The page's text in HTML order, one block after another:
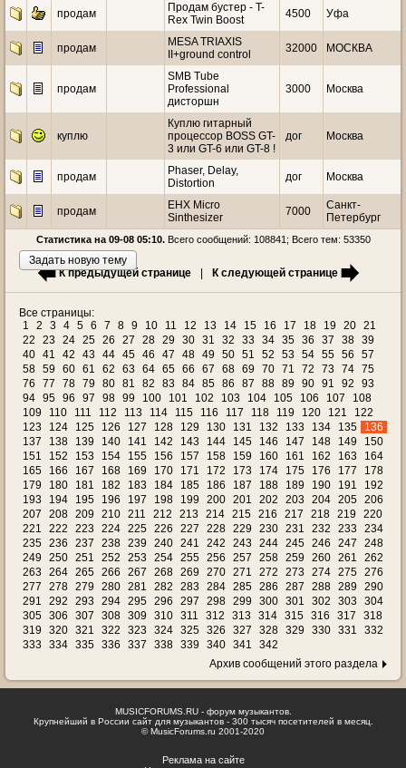
продам
Продам бустер - T-
Rex Twin Boost
4500 Уфа
продам
MESA TRIAXIS
II+ground control
32000 МОСКВА
продам
SMB Tube
Professional
дисторшн
3000 Москва
куплю
Куплю гитарный
процессор BOSS GT-
3 или GT-6 или GT-8 !
дог Москва
продам
Phaser, Delay,
Distortion
дог Москва
продам
EHX Micro
Sinthesizer
7000
Санкт-
Петербург
Статистика на 09-08 05:10.Всего сообщений: 108841; Всего тем: 53350
Задать новую тему
К предыдущей странице
К следующей странице
Все страницы:
1
2 3 4 5 6 7 8 9 10 11 12 13 14 15 16 17 18 19 20 21
22
23 24 25 26 27 28 29 30 31 32 33 34 35 36 37 38 39
40 41 42 43 44 45 46 47 48 49 50 51 52 53 54 55 56
57
58 59 60 61 62 63 64 65 66 67 68 69 70 71 72 73 74 75
76
77 78 79 80 81 82 83 84 85 86 87 88 89 90 91 92
93
94 95 96 97 98 99 100 101 102 103 104 105 106 107
108
109
110 111 112 113 114 115 116 117 118 119 120 121
122
123
124 125 126 127 128 129 130 131 132 133 134 135
136
137
138 139 140 141 142 143 144 145 146 147 148 149
150
151
152 153 154 155 156 157 158 159 160 161 162 163
164
165
166 167 168 169 170 171 172 173 174 175 176 177
178
179
180 181 182 183 184 185 186 187 188 189 190 191
192
193
194 195 196 197 198 199 200 201 202 203 204 205 206
207
208 209 210 211 212 213 214 215 216 217 218 219
220
221
222 223 224 225 226 227 228 229 230 231 232 233
234
235 236 237 238 239 240 241 242 243 244 245 246 247
248
249
250 251 252 253 254 255 256 257 258 259 260 261
262
263
264 265 266 267 268 269 270 271 272 273 274 275 276
277
278 279 280 281 282 283 284 285 286 287 288 289
290
291
292 293 294 295 296 297 298 299 300 301 302 303
304
305 306 307 308 309 310 311 312 313 314 315 316 317
318
319
320 321 322 323 324 325 326 327 328 329 330 331
332
333
334 335 336 337 338 339 340 341
342
Архив сообщений этого раздела
MUSICFORUMS.RU - форум музыкантов.
Крупнейший в России сайт для музыкантов - 300 тысяч посетителей в месяц.
© MusicForums.ru 2001-2020
Реклама на сайте